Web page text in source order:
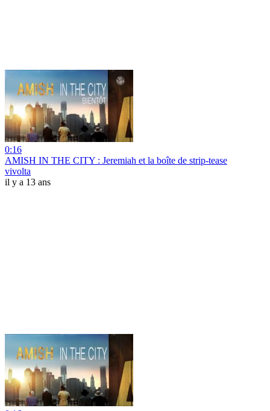
0:16
AMISH IN THE CITY : Jeremiah et la boîte de strip-tease
vivolta
il y a 13 ans